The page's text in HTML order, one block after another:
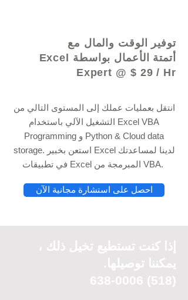
توفير الوقت والمال مع
أتمتة الأعمال بواسطة Excel
Expert @ $ 29 / Hr
انتقل بعمليات عملك إلى المستوى التالي من
التشغيل الآلي باستخدام Excel VBA
Programming و Python & Cloud data
storage. استعن بخبير Excel لدينا لمساعدتك
في تطبيقات Excel المبرمجة من VBA.
احصل على استشارة مجانية الآن
إذا كنت تستطيع تخيل ذلك ،
يمكننا توصيلها.
(518) 638-0006